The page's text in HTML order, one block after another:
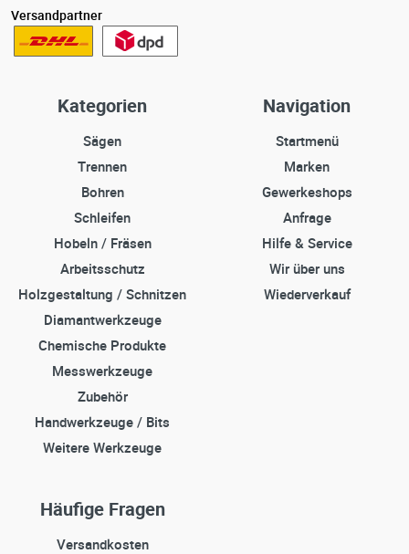
Versandpartner
Kategorien
Sägen
Trennen
Bohren
Schleifen
Hobeln / Fräsen
Arbeitsschutz
Holzgestaltung / Schnitzen
Diamantwerkzeuge
Chemische Produkte
Messwerkzeuge
Zubehör
Handwerkzeuge / Bits
Weitere Werkzeuge
Navigation
Startmenü
Marken
Gewerkeshops
Anfrage
Hilfe & Service
Wir über uns
Wiederverkauf
Häufige Fragen
Versandkosten